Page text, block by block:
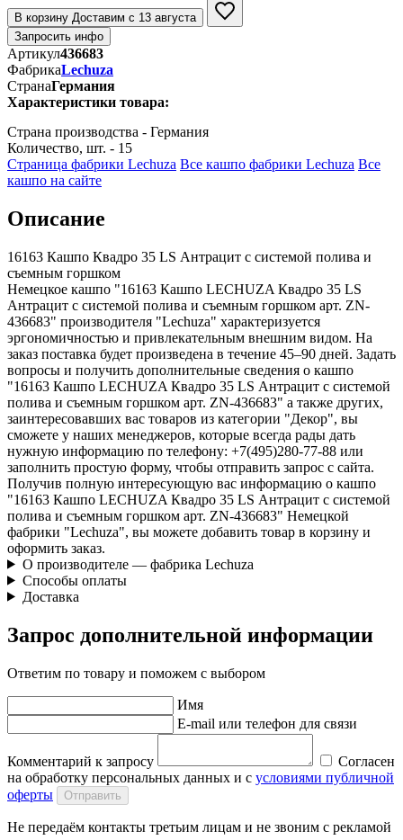
В корзину Доставим с 13 августа
Запросить инфо
Артикул436683
ФабрикаLechuza
СтранаГермания
Характеристики товара:
Страна производства - Германия
Количество, шт. - 15
Страница фабрики Lechuza Все кашпо фабрики Lechuza Все
кашпо на сайте
Описание
16163 Кашпо Квадро 35 LS Антрацит с системой полива и
съемным горшком
Немецкое кашпо "16163 Кашпо LECHUZA Квадро 35 LS
Антрацит с системой полива и съемным горшком арт. ZN-
436683" производителя "Lechuza" характеризуется
эргономичностью и привлекательным внешним видом. На
заказ поставка будет произведена в течение 45–90 дней. Задать
вопросы и получить дополнительные сведения о кашпо
"16163 Кашпо LECHUZA Квадро 35 LS Антрацит с системой
полива и съемным горшком арт. ZN-436683" а также других,
заинтересовавших вас товаров из категории "Декор", вы
сможете у наших менеджеров, которые всегда рады дать
нужную информацию по телефону: +7(495)280-77-88 или
заполнить простую форму, чтобы отправить запрос с сайта.
Получив полную интересующую вас информацию о кашпо
"16163 Кашпо LECHUZA Квадро 35 LS Антрацит с системой
полива и съемным горшком арт. ZN-436683" Немецкой
фабрики "Lechuza", вы можете добавить товар в корзину и
оформить заказ.
О производителе — фабрика Lechuza
Способы оплаты
Доставка
Запрос дополнительной информации
Ответим по товару и поможем с выбором
Имя
E-mail или телефон для связи
Комментарий к запросу
Согласен
на обработку персональных данных и с условиями публичной
оферты
Отправить
Не передаём контакты третьим лицам и не звоним с рекламой